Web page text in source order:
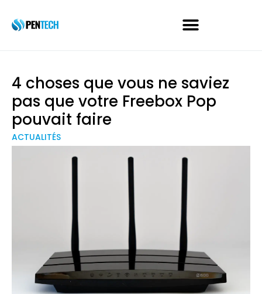
4 choses que vous ne saviez
pas que votre Freebox Pop
pouvait faire
ACTUALITÉS